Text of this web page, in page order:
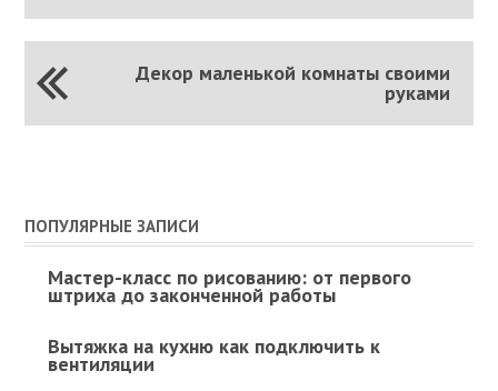
Декор маленькой комнаты своими
руками
ПОПУЛЯРНЫЕ ЗАПИСИ
Мастер-класс по рисованию: от первого
штриха до законченной работы
Вытяжка на кухню как подключить к
вентиляции